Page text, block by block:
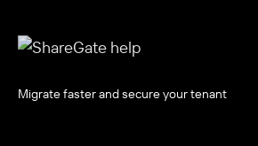
Migrate faster and secure your tenant